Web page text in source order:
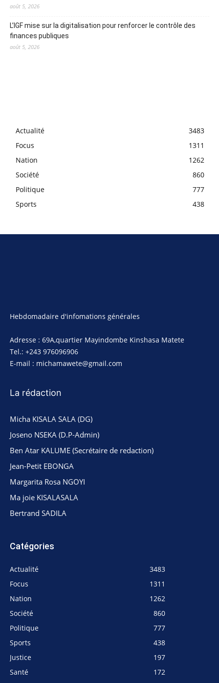
août 5, 2026
L’IGF mise sur la digitalisation pour renforcer le contrôle des
finances publiques
août 5, 2026
Actualité
3483
Focus
1311
Nation
1262
Société
860
Politique
777
Sports
438
Hebdomadaire d'infomations générales
Adresse : 69A,quartier Mayindombe Kinshasa Matete
Tel.: +243 976096906
E-mail : michamawete@gmail.com
La rédaction
Micha KISALA SALA (DG)
Joseno NSEKA (D.P-Admin)
Ben Atar KALUME (Secrétaire de redaction)
Jean-Petit EBONGA
Margarita Rosa NGOYI
Ma joie KISALASALA
Bertrand SADILA
Catégories
Actualité
3483
Focus
1311
Nation
1262
Société
860
Politique
777
Sports
438
Justice
197
Santé
172